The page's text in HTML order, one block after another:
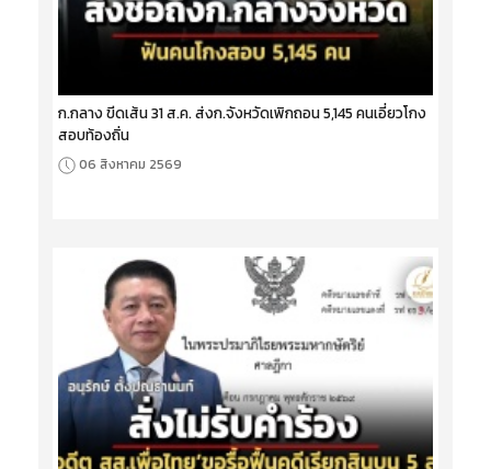
ก.กลาง ขีดเส้น 31 ส.ค. ส่งก.จังหวัดเพิกถอน 5,145 คนเอี่ยวโกง
สอบท้องถิ่น
06 สิงหาคม 2569